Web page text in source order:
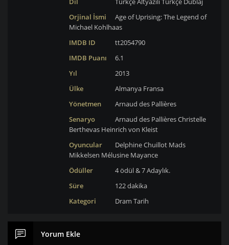
Orjinal İsmi
Age of Uprising: The Legend of
Michael Kohlhaas
IMDB ID
tt2054790
IMDB Puanı
6.1
Yıl
2013
Ülke
Almanya Fransa
Yönetmen
Arnaud des Pallières
Senaryo
Arnaud des PallièresChristelle
Berthevas Heinrich von Kleist
Oyuncular
Delphine Chuillot Mads
Mikkelsen Mélusine Mayance
Ödüller
4 ödül & 7 Adaylık.
Süre
122 dakika
Kategori
Dram Tarih
Yorum Ekle